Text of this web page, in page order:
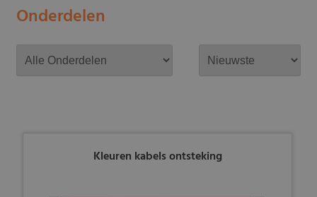
Onderdelen
Kleuren kabels ontsteking